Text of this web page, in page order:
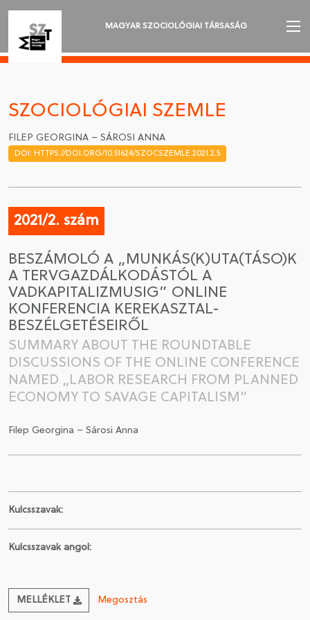
MAGYAR SZOCIOLÓGIAI TÁRSASÁG
AKTUALITÁSOK
VÁNDORGYŰLÉSEK
SZAKOSZTÁLYOK
DÍJAK
NYELVVÁLASZTÁS
CSATLAKOZÁS A TÁRSASÁGHOZ / MEGÚJÍTOM A
TAGSÁGOMAT
SZOCIOLÓGIAI SZEMLE
FILEP GEORGINA – SÁROSI ANNA
DOI: HTTPS://DOI.ORG/10.51624/SZOCSZEMLE.2021.2.5
2021/2. szám
BESZÁMOLÓ A „MUNKÁS(K)UTA(TÁSO)K
A TERVGAZDÁLKODÁSTÓL A
VADKAPITALIZMUSIG” ONLINE
KONFERENCIA KEREKASZTAL-
BESZÉLGETÉSEIRŐL
SUMMARY ABOUT THE ROUNDTABLE
DISCUSSIONS OF THE ONLINE CONFERENCE
NAMED „LABOR RESEARCH FROM PLANNED
ECONOMY TO SAVAGE CAPITALISM”
Filep Georgina – Sárosi Anna
Kulcsszavak:
Kulcsszavak angol:
MELLÉKLET Megosztás